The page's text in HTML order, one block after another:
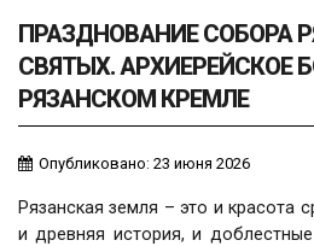
ПРАЗДНОВАНИЕ СОБОРА
СВЯТЫХ. АРХИЕРЕЙСКОЕ
РЯЗАНСКОМ КРЕМЛЕ
Опубликовано: 23 июня 2026
Рязанская земля – это и красота
и древняя история, и